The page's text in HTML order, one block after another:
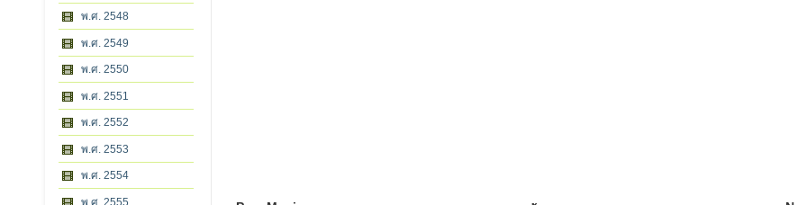
พ.ศ. 2548
พ.ศ. 2549
พ.ศ. 2550
พ.ศ. 2551
พ.ศ. 2552
พ.ศ. 2553
พ.ศ. 2554
พ.ศ. 2555